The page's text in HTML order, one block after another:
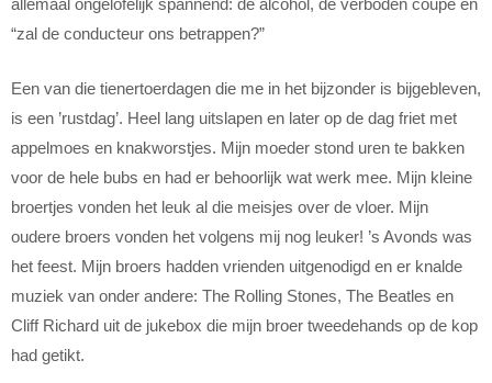
allemaal ongelofelijk spannend: de alcohol, de verboden coupé en
“zal de conducteur ons betrappen?”
Een van die tienertoerdagen die me in het bijzonder is bijgebleven,
is een ’rustdag’. Heel lang uitslapen en later op de dag friet met
appelmoes en knakworstjes. Mijn moeder stond uren te bakken
voor de hele bubs en had er behoorlijk wat werk mee. Mijn kleine
broertjes vonden het leuk al die meisjes over de vloer. Mijn
oudere broers vonden het volgens mij nog leuker! ’s Avonds was
het feest. Mijn broers hadden vrienden uitgenodigd en er knalde
muziek van onder andere: The Rolling Stones, The Beatles en
Cliff Richard uit de jukebox die mijn broer tweedehands op de kop
had getikt.